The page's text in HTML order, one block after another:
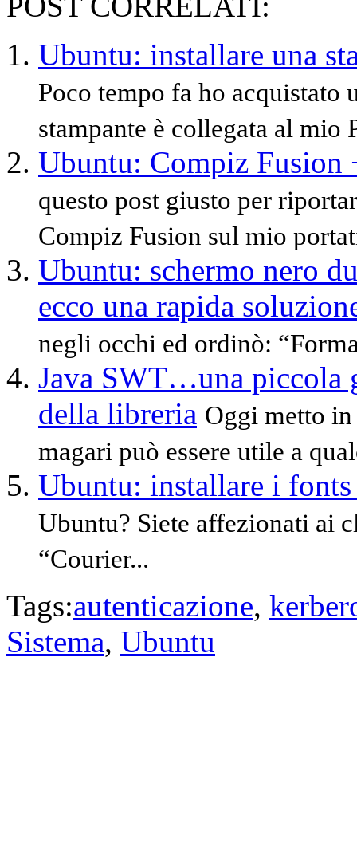
Ubuntu: installare una
Poco tempo fa ho
stampante è collegata al mio
Ubuntu: Compiz
questo post giusto per
Compiz Fusion sul mio
Ubuntu: schermo nero
ecco una rapida
negli occhi ed ordinò:
Java SWT…una piccola
della libreria Oggi metto
magari può essere utile a
Ubuntu: installare i
Ubuntu? Siete affezionati ai
“Courier...
Tags:autenticazione,
Sistema, Ubuntu